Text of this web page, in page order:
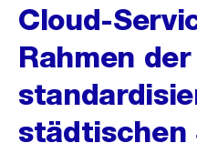
Cloud-
Rahmen der
städtischen